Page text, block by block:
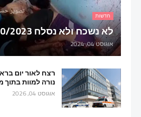
חדשות
לא נשכח ולא נסלח 07/10/2023 ⚠️
אוגוסט 04, 2024
רצח לאור יום
נורה למוות בתוך
אוגוסט 04, 2026